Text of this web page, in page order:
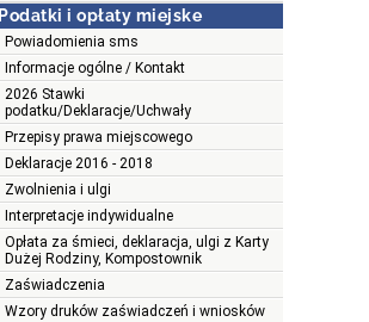
Podatki i opłaty miejske
Powiadomienia sms
Informacje ogólne / Kontakt
2026 Stawki
podatku/Deklaracje/Uchwały
Przepisy prawa miejscowego
Deklaracje 2016 - 2018
Zwolnienia i ulgi
Interpretacje indywidualne
Opłata za śmieci, deklaracja, ulgi z Karty
Dużej Rodziny, Kompostownik
Zaświadczenia
Wzory druków zaświadczeń i wniosków